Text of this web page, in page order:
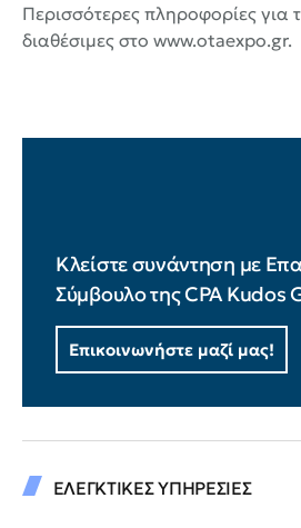
Περισσότερες πληροφορίες για
διαθέσιμες στο www.otaexpo.gr.
Κλείστε συνάντηση με
Σύμβουλο της CPA Kudos
Επικοινωνήστε μαζί μας!
ΕΛΕΓΚΤΙΚΕΣ ΥΠΗΡΕΣΙΕΣ